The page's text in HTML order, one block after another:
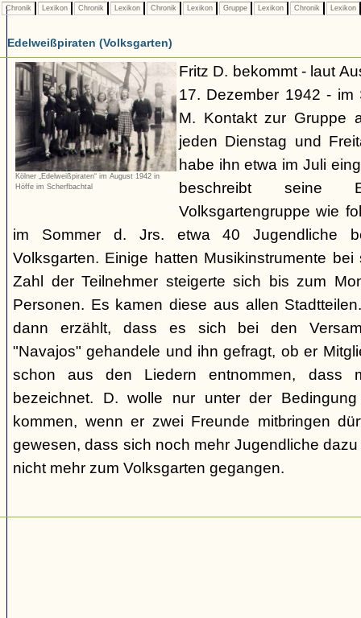
Chronik Lexikon Chronik Lexikon Chronik Lexikon Gruppe Lexikon Chronik Lexikon
Edelweißpiraten (Volksgarten)
Kölner „Edelweißpiraten“ im August 1942 in
Höffe im Scherfbachtal
Fritz D. bekommt - laut
17. Dezember 1942 - im
M. Kontakt zur Gruppe
jeden Dienstag und
habe ihn etwa im Juli
beschreibt seine
Volksgartengruppe wie
im Sommer d. Jrs. etwa 40 Jugendliche
Volksgarten. Einige hatten Musikinstrumente
Zahl der Teilnehmer steigerte sich bis zum
Personen. Es kamen diese aus allen
dann erzählt, dass es sich bei den
"Navajos" gehandele und ihn gefragt, ob er
schon aus den Liedern entnommen, dass
bezeichnet. D. wolle nur unter der
kommen, wenn er zwei Freunde mitbringen
gewesen, dass sich noch mehr Jugendliche
nicht mehr zum Volksgarten gegangen.